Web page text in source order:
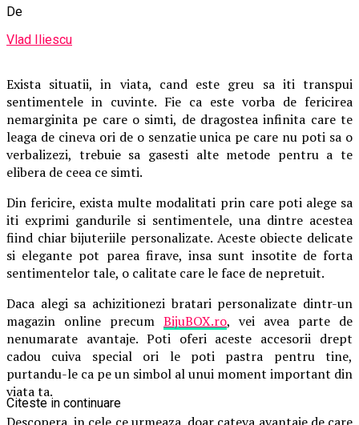
De
Vlad Iliescu
Exista situatii, in viata, cand este greu sa iti transpui
sentimentele in cuvinte. Fie ca este vorba de fericirea
nemarginita pe care o simti, de dragostea infinita care te
leaga de cineva ori de o senzatie unica pe care nu poti sa o
verbalizezi, trebuie sa gasesti alte metode pentru a te
elibera de ceea ce simti.
Din fericire, exista multe modalitati prin care poti alege sa
iti exprimi gandurile si sentimentele, una dintre acestea
fiind chiar bijuteriile personalizate. Aceste obiecte delicate
si elegante pot parea firave, insa sunt insotite de forta
sentimentelor tale, o calitate care le face de nepretuit.
Daca alegi sa achizitionezi bratari personalizate dintr-un
magazin online precum BijuBOX.ro, vei avea parte de
nenumarate avantaje. Poti oferi aceste accesorii drept
cadou cuiva special ori le poti pastra pentru tine,
purtandu-le ca pe un simbol al unui moment important din
viata ta.
Citeste in continuare